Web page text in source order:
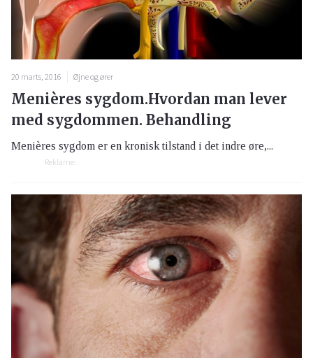
20 marts, 2016 Øjne og ører
Menières sygdom.Hvordan man lever
med sygdommen. Behandling
Menières sygdom er en kronisk tilstand i det indre øre,...
Reklame: